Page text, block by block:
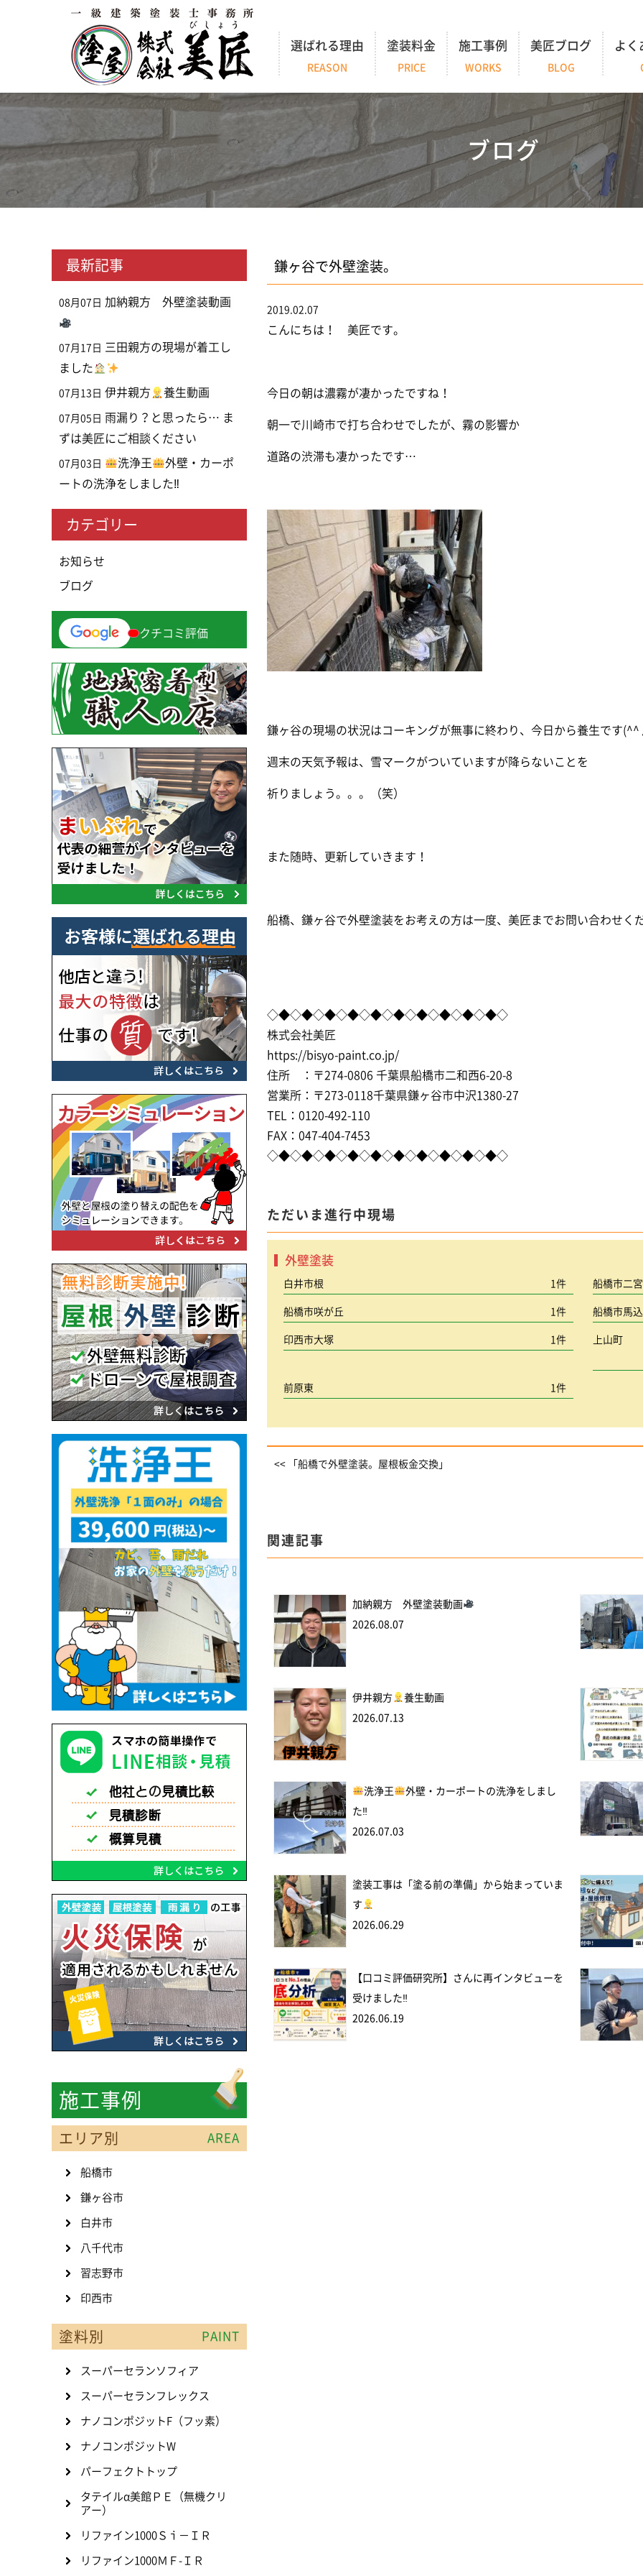
選ばれる理由
REASON
塗装料金
PRICE
施工事例
WORKS
美匠ブログ
BLOG
よく
ブログ
鎌ヶ谷で外壁塗装。
2019.02.07
こんにちは！ 美匠です。
今日の朝は濃霧が凄かったですね！
朝一で川崎市で打ち合わせでしたが、霧の影響か
道路の渋滞も凄かったです…
鎌ヶ谷の現場の状況はコーキングが無事に終わり、今日から養生です
週末の天気予報は、雪マークがついていますが降らないことを
祈りましょう。。。（笑）
また随時、更新していきます！
船橋、鎌ヶ谷で外壁塗装をお考えの方は一度、美匠までお問い合わせく
◇◆◇◆◇◆◇◆◇◆◇◆◇◆◇◆◇◆◇◆◇
株式会社美匠
https://bisyo-paint.co.jp/
住所 ：〒274-0806 千葉県船橋市二和西6-20-8
営業所：〒273-0118千葉県鎌ヶ谷市中沢1380-27
TEL：0120-492-110
FAX：047-404-7453
◇◆◇◆◇◆◇◆◇◆◇◆◇◆◇◆◇◆◇◆◇
ただいま進行中現場
外壁塗装
白井市根 1件 船橋市二宮
船橋市咲が丘 1件 船橋市馬
印西市大塚 1件 上山町
前原東 1件
<< 「船橋で外壁塗装。屋根板金交換」
関連記事
加納親方 外壁塗装動画
2026.08.07
伊井親方
養生動画
2026.07.13
洗浄王
外壁・カーポートの洗浄をしまし
た‼
2026.07.03
塗装工事は「塗る前の準備」から始まっていま
す
2026.06.29
【口コミ評価研究所】さんに再インタビューを
受けました‼
2026.06.19
最新記事
08月07日 加納親方 外壁塗装動画
07月17日
三田親方の現場が着工し
ました
07月13日 伊井親方 養生動画
07月05日 雨漏り？と思ったら… ま
ずは美匠にご相談ください
07月03日 洗浄王
外壁・カーポ
ートの洗浄をしました‼
カテゴリー
お知らせ
ブログ
クチコミ評価
施工事例
エリア別 AREA
船橋市
鎌ヶ谷市
白井市
八千代市
習志野市
印西市
塗料別 PAINT
スーパーセランソフィア
スーパーセランフレックス
ナノコンポジットF（フッ素）
ナノコンポジットW
パーフェクトトップ
タテイルα美館ＰＥ（無機クリ
アー）
リファイン1000Ｓｉ－ＩＲ
リファイン1000ＭＦ-ＩＲ